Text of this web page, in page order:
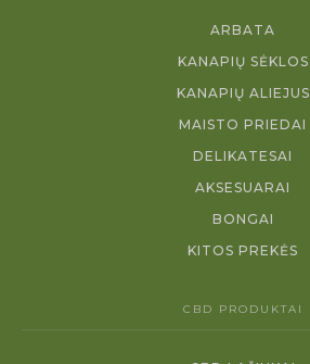
ARBATA
KANAPIŲ SĖKLOS
KANAPIŲ ALIEJUS
MAISTO PRIEDAI
DELIKATESAI
AKSESUARAI
BONGAI
KITOS PREKĖS
CBD PRODUKTAI